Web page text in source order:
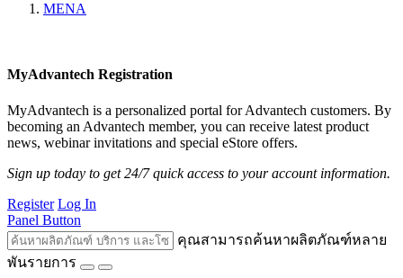
MENA
MyAdvantech Registration
MyAdvantech is a personalized portal for Advantech customers. By
becoming an Advantech member, you can receive latest product
news, webinar invitations and special eStore offers.
Sign up today to get 24/7 quick access to your account information.
Register Log In
Panel Button
คุณสามารถค้นหาผลิตภัณฑ์หลาย
พันรายการ